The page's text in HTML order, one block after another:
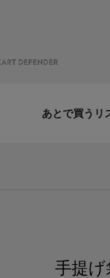
あとで買うリ
手提げ